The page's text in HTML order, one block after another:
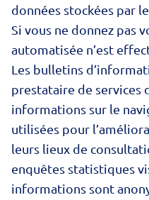
données stockées par
Si vous ne donnez pas
automatisée n’est
Les bulletins
prestataire de services
informations sur le
utilisées pour
leurs lieux de
enquêtes statistiques
informations sont